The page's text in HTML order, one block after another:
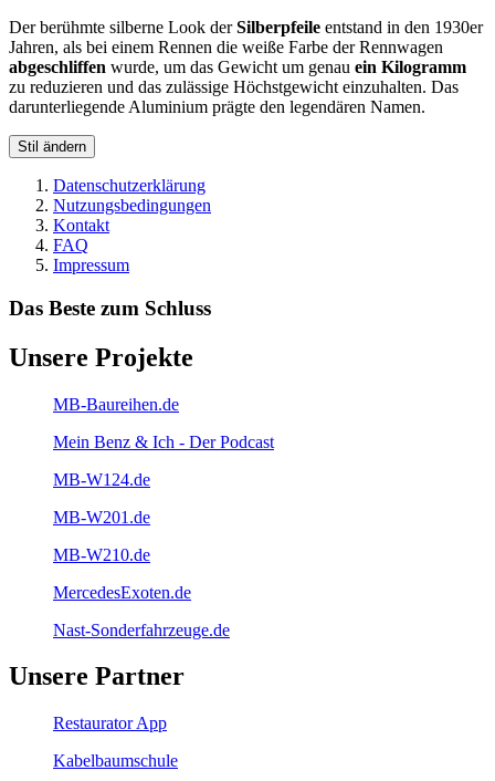
Der berühmte silberne Look derSilberpfeile entstand in den 1930er
Jahren, als bei einem Rennen die weiße Farbe der Rennwagen
abgeschliffen wurde, um das Gewicht um genau ein Kilogramm
zu reduzieren und das zulässige Höchstgewicht einzuhalten. Das
darunterliegende Aluminium prägte den legendären Namen.
Stil ändern
Datenschutzerklärung
Nutzungsbedingungen
Kontakt
FAQ
Impressum
Das Beste zum Schluss
Unsere Projekte
MB-Baureihen.de
Mein Benz & Ich - Der Podcast
MB-W124.de
MB-W201.de
MB-W210.de
MercedesExoten.de
Nast-Sonderfahrzeuge.de
Unsere Partner
Restaurator App
Kabelbaumschule